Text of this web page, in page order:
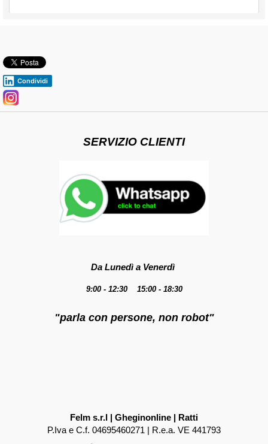
Condividi
SERVIZIO CLIENTI
Da Lunedì a Venerdì
9:00 - 12:30 15:00 - 18:30
"parla con persone, non robot"
Felm s.r.l | Gheginonline | Ratti
P.Iva e C.f. 04695460271 | R.e.a. VE 441793